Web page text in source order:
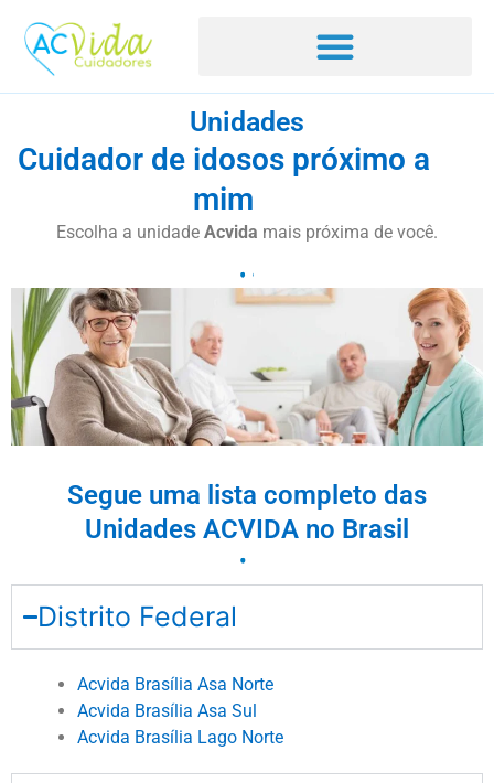
Unidades
Cuidador de idosos próximo a
mim
Escolha a unidade Acvida mais próxima de você.
Segue uma lista completo das
Unidades ACVIDA no Brasil
Distrito Federal
Acvida Brasília Asa Norte
Acvida Brasília Asa Sul
Acvida Brasília Lago Norte